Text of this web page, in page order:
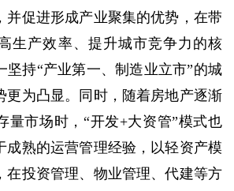
并促进形成产业聚集的优势，在带
生产效率、提升城市竞争力的核
坚持“产业第一、制造业立市”的城
更为凸显。同时，随着房地产逐渐
量市场时，“开发+大资管”模式也
成熟的运营管理经验，以轻资产模
在投资管理、物业管理、代建等方